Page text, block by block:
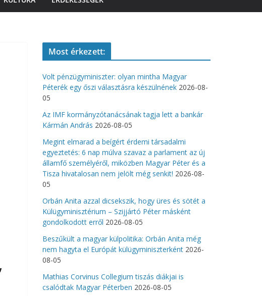
Most érkezett:
Volt pénzügyminiszter: olyan mintha Magyar
Péterék egy őszi választásra készülnének 2026-08-
05
Az IMF kormányzótanácsának tagja lett a bankár
Kármán András 2026-08-05
Megint elmarad a beígért érdemi társadalmi
egyeztetés: 6 nap múlva szavaz a parlament az új
államfő személyéről, miközben Magyar Péter és a
Tisza hivatalosan nem jelölt még senkit! 2026-08-
05
Orbán Anita azzal dicsekszik, hogy üres és sötét a
Külügyminisztérium – Szijjártó Péter másként
gondolkodott erről 2026-08-05
Beszűkült a magyar külpolitika: Orbán Anita még
nem hagyta el Európát külügyminiszterként 2026-
08-05
Mathias Corvinus Collegium tiszás diákjai is
csalódtak Magyar Péterben 2026-08-05